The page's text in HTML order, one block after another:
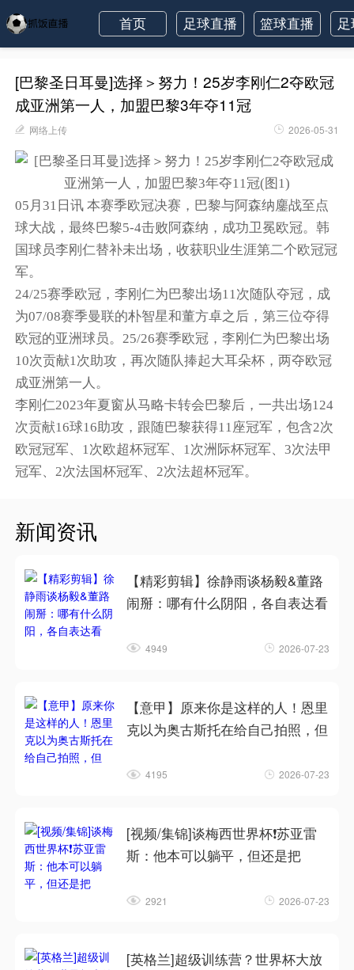
首页 足球直播 篮球直播
[巴黎圣日耳曼]选择＞努力！25岁李刚仁2夺欧冠
成亚洲第一人，加盟巴黎3年夺11冠
网络上传 2026-05-31
05月31日讯 本赛季欧冠决赛，巴黎与阿森纳鏖战至点
球大战，最终巴黎5-4击败阿森纳，成功卫冕欧冠。韩
国球员李刚仁替补未出场，收获职业生涯第二个欧冠冠
军。
24/25赛季欧冠，李刚仁为巴黎出场11次随队夺冠，成
为07/08赛季曼联的朴智星和董方卓之后，第三位夺得
欧冠的亚洲球员。25/26赛季欧冠，李刚仁为巴黎出场
10次贡献1次助攻，再次随队捧起大耳朵杯，两夺欧冠
成亚洲第一人。
李刚仁2023年夏窗从马略卡转会巴黎后，一共出场124
次贡献16球16助攻，跟随巴黎获得11座冠军，包含2次
欧冠冠军、1次欧超杯冠军、1次洲际杯冠军、3次法甲
冠军、2次法国杯冠军、2次法超杯冠军。
新闻资讯
【精彩剪辑】徐静雨谈杨毅&董路
闹掰：哪有什么阴阳，各自表达看
4949 2026-07-23
【意甲】原来你是这样的人！恩里
克以为奥古斯托在给自己拍照，但
4195 2026-07-23
[视频/集锦]谈梅西世界杯❗苏亚雷
斯：他本可以躺平，但还是把
2921 2026-07-23
[英格兰]超级训练营？世界杯大放